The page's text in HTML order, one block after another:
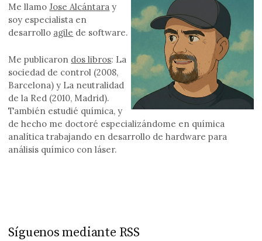
Me llamoJose Alcántara y
soy especialista en
desarrollo agile de software.
Me publicaron dos libros: La
sociedad de control (2008,
Barcelona) y La neutralidad
de la Red (2010, Madrid).
También estudié química, y
de hecho me doctoré especializándome en química
analítica trabajando en desarrollo de hardware para
análisis químico con láser.
Síguenos mediante RSS